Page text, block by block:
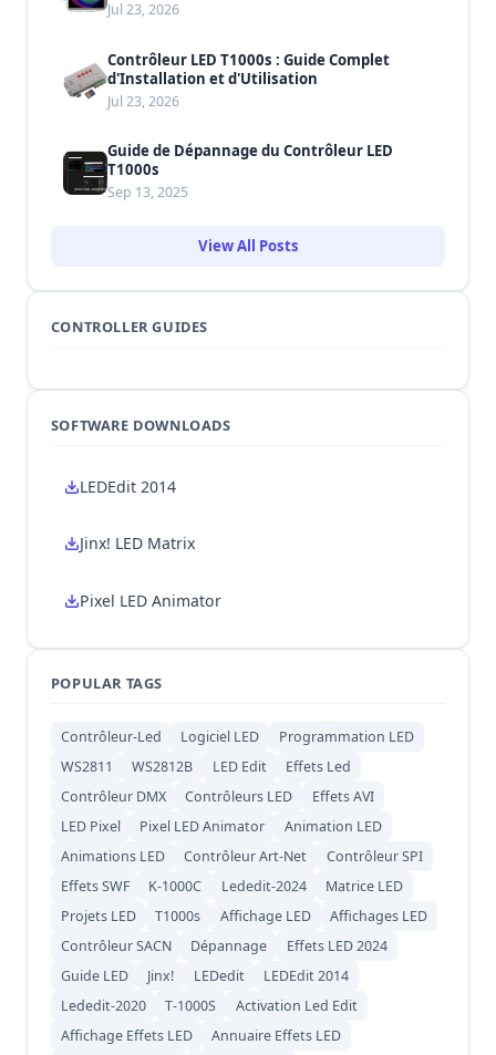
Jul 23, 2026
Contrôleur LED T1000s : Guide Complet
d'Installation et d'Utilisation
Jul 23, 2026
Guide de Dépannage du Contrôleur LED
T1000s
Sep 13, 2025
View All Posts
CONTROLLER GUIDES
SOFTWARE DOWNLOADS
LEDEdit 2014
Jinx! LED Matrix
Pixel LED Animator
POPULAR TAGS
Contrôleur-Led Logiciel LED
Programmation LED
WS2811
WS2812B LED Edit
Effets Led
Contrôleur DMX
Contrôleurs LED
Effets AVI
LED Pixel
Pixel LED Animator
Animation LED
Animations LED
Contrôleur Art-Net
Contrôleur SPI
Effets SWF
K-1000C Lededit-2024
Matrice LED
Projets LED
T1000s Affichage LED
Affichages LED
Contrôleur SACN
Dépannage
Effets LED 2024
Guide LED
Jinx! LEDedit
LEDEdit 2014
Lededit-2020
T-1000S
Activation Led Edit
Affichage Effets LED
Annuaire Effets LED